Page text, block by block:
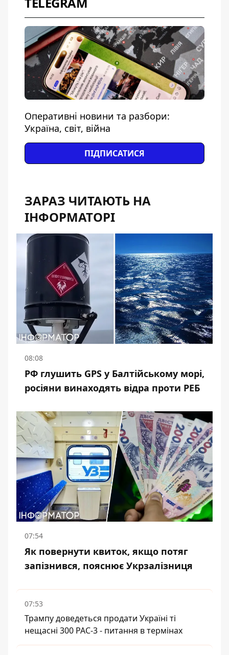
Оперативні новини та разбори:
Україна, світ, війна
ПІДПИСАТИСЯ
ЗАРАЗ ЧИТАЮТЬ НА
ІНФОРМАТОРІ
08:08
РФ глушить GPS у Балтійському морі,
росіяни винаходять відра проти РЕБ
07:54
Як повернути квиток, якщо потяг
запізнився, пояснює Укрзалізниця
07:53
Трампу доведеться продати Україні ті
нещасні 300 PAC-3 - питання в термінах